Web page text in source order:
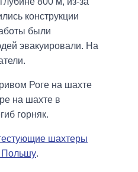
конструкции
были
эвакуировали. На
Роге на шахте
на шахте в
горняк.
шахтеры
Польшу.